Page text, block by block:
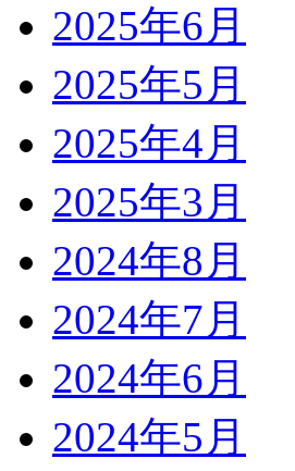
2025年6月
2025年5月
2025年4月
2025年3月
2024年8月
2024年7月
2024年6月
2024年5月